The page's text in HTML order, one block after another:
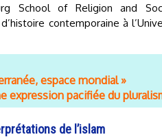
School of Religion and
contemporaine à
espace mondial »
expression pacifiée du
de l’islam